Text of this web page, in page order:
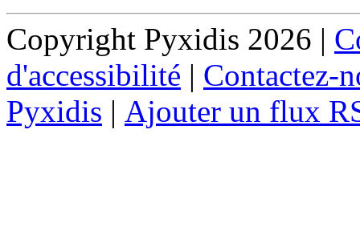
Copyright Pyxidis 2026 |
d'accessibilité | Contactez-
Pyxidis | Ajouter un flux